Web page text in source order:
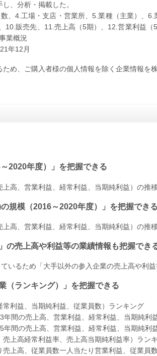
、分析・掲載した。
、4.工場・支店・営業所、5.業種（主業）、
10.販売先、11.売上高（5期）、12.営業利益（
業概況
年12月
め、ご購入者様の個人情報を除く企業情報を
2020年度）」を把握できる
高、営業利益、経常利益、当期純利益）の推移
規模（2016～2020年度）」を把握できる
高、営業利益、経常利益、当期純利益）の推移
の売上高や利益等の業績情報も把握でき
いるため「大手以外の参入企業の売上高や利
（ランキング）」を把握できる
利益、当期純利益、従業員数）ランキング
年間の売上高、営業利益、経常利益、当期純利
年間の売上高、営業利益、経常利益、当期純利
上高経常利益率、売上高当期純利益率）ラン
上高、従業員数一人当たり営業利益、従業員